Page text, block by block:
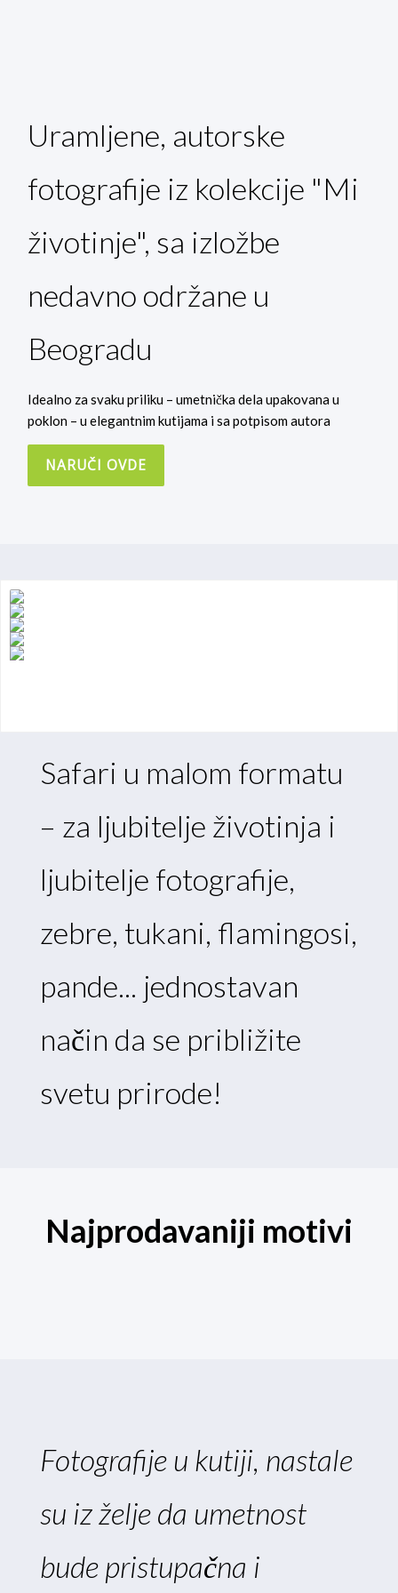
Uramljene, autorske
fotografije iz kolekcije "Mi
životinje", sa izložbe
nedavno održane u
Beogradu
Idealno za svaku priliku – umetnička dela upakovana u
poklon – u elegantnim kutijama i sa potpisom autora
NARUČI OVDE
Safari u malom formatu
– za ljubitelje životinja i
ljubitelje fotografije,
zebre, tukani, flamingosi,
pande... jednostavan
način da se približite
svetu prirode!
Najprodavaniji motivi
Fotografije u kutiji, nastale
su iz želje da umetnost
bude pristupačna i